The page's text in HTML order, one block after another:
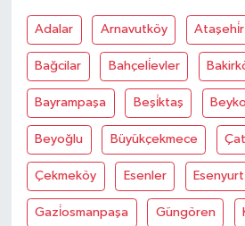
Adalar Arnavutköy Ataşehi̇r
Bağcilar Bahçeli̇evler
Bayrampaşa Beşi̇ktaş
Beyoğlu Büyükçekmece
Çekmeköy Esenler Esenyurt
Gazi̇osmanpaşa Güngören